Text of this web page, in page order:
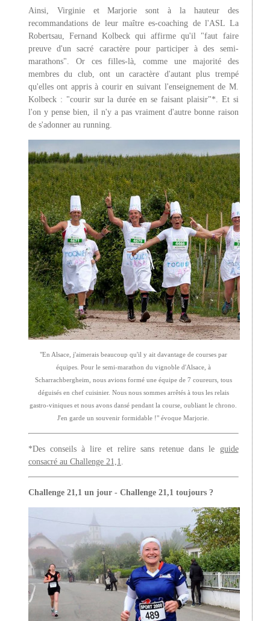
Ainsi, Virginie et Marjorie sont à la hauteur des
recommandations de leur maître es-coaching de l'ASL La
Robertsau, Fernand Kolbeck qui affirme qu'il "faut faire
preuve d'un sacré caractère pour participer à des semi-
marathons". Or ces filles-là, comme une majorité des
membres du club, ont un caractère d'autant plus trempé
qu'elles ont appris à courir en suivant l'enseignement de M.
Kolbeck : "courir sur la durée en se faisant plaisir"*. Et si
l'on y pense bien, il n'y a pas vraiment d'autre bonne raison
de s'adonner au running.
"En Alsace, j'aimerais beaucoup qu'il y ait davantage de courses par
équipes. Pour le semi-marathon du vignoble d'Alsace, à
Scharrachbergheim, nous avions formé une équipe de 7 coureurs, tous
déguisés en chef cuisinier. Nous nous sommes arrêtés à tous les relais
gastro-viniques et nous avons dansé pendant la course, oubliant le chrono.
J'en garde un souvenir formidable !" évoque Marjorie.
*Des conseils à lire et relire sans retenue dans le guide
consacré au Challenge 21,1
Challenge 21,1 un jour - Challenge 21,1 toujours ?